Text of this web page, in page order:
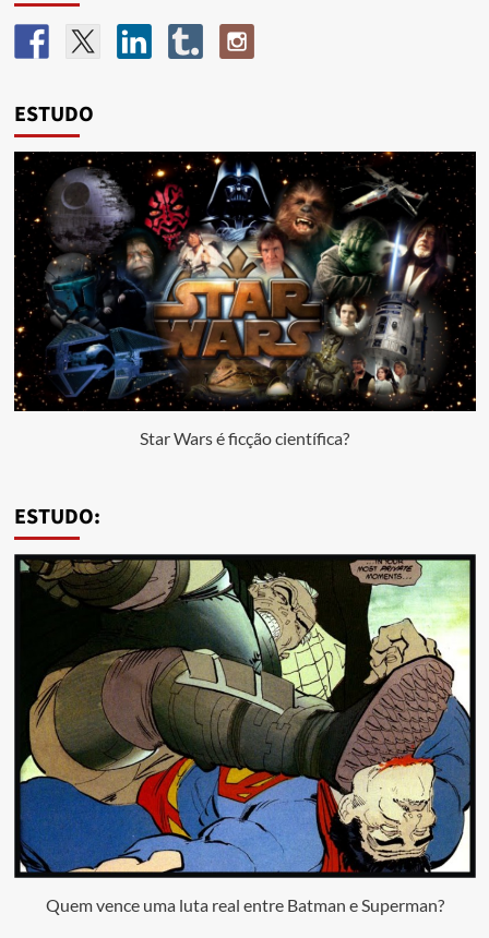
ESTUDO
Star Wars é ficção científica?
ESTUDO:
Quem vence uma luta real entre Batman e Superman?